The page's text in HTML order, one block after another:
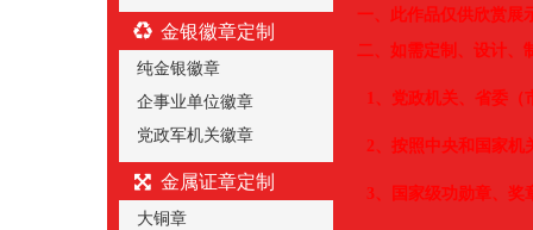
金银徽章定制
纯金银徽章
企事业单位徽章
党政军机关徽章
金属证章定制
大铜章
一、 此作品仅供欣赏展
二、 如需定制、设计、
1、党政机关、省委
2、按照中央和国家
3、国家级功勋章、奖